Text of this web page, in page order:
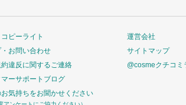
ピーライト
お問い合わせ
違反に関するご連絡
マーサポートブログ
気持ちをお聞かせください
運営会社
サイトマップ
@cosmeクチコミ